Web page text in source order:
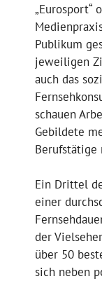
„Eurosport“
Publikum
jeweiligen
auch das
schauen
Gebildete
Berufstätige
Ein Drittel
einer
der
über 50
sich neben